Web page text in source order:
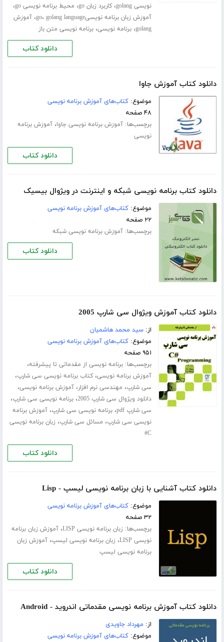
نویسی golang ،کاربرد زبان go ، محیط برنامه نویسی go ،
آموزش زبان برنامه نویسیgo ، golang language ،آموزش
golang،برنامه نویسی،برنامه نویسی متن باز
دانلود کتاب
دانلود کتاب آموزش جاوا
موضوع:کتاب‌های آموزش برنامه نویسی
۴۸ صفحه
برچسب‌ها:آموزش برنامه نویسی جاوا،آموزش برنامه
نویسی
دانلود کتاب
دانلود کتاب برنامه نویسی شبکه و اینترنت در ویژوال بیسیک
موضوع:کتاب‌های آموزش برنامه نویسی
۲۲ صفحه
برچسب‌ها:آموزش برنامه نویسی شبکه
دانلود کتاب
دانلود کتاب آموزش ویژوال سی شارپ 2005
از:سید محمد هاشمیان
موضوع:کتاب‌های آموزش برنامه نویسی
۹۵۱ صفحه
برچسب‌ها:برنامه نویسی از مقدماتی تا پیشرفته،
آموزش برنامه نویسی،کتاب برنامه نویسی سی شارپ،
سی شارپ، مهندسی نرم افزار،آموزش برنامه نویسی،
دانلود ویژوال سی شارپ 2005 ،برنامه نویسی سی شارپ،
سی شارپ pdf ،برنامه نویسی سی شارپ،آموزش برنامه
نویسی سی شارپ، مسائل سی شارپ، زبان برنامه نویسی
C#
دانلود کتاب
دانلود کتاب آشنایی با زبان برنامه نویسی لیسپ - Lisp
موضوع:کتاب‌های آموزش برنامه نویسی
۳۲ صفحه
برچسب‌ها: زبان برنامه نویسی LISP ،آموزش زبان برنامه
نویسی LISP
، زبان برنامه نویسی لیسپ،آموزش زبان
برنامه نویسی لیسپ
دانلود کتاب
دانلود کتاب آموزش برنامه نویسی مقدماتی اندروید - Android
از: مهرداد جاویدی
موضوع:کتاب‌های آموزش برنامه نویسی